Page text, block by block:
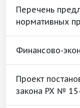
Перечень
нормативных
Финансово-
Проект
закона РХ №